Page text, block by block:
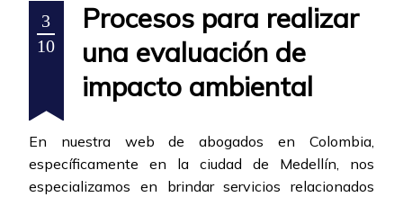
3
10
Procesos para realizar
una evaluación de
impacto ambiental
En nuestra web de abogados en Colombia,
específicamente en la ciudad de Medellín, nos
especializamos en brindar servicios relacionados